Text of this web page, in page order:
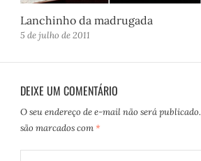
Lanchinho da madrugada
5 de julho de 2011
DEIXE UM COMENTÁRIO
O seu endereço de e-mail não será publicado.
são marcados com *